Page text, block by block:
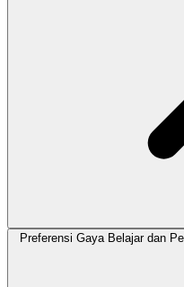
Preferensi Gaya Belajar dan